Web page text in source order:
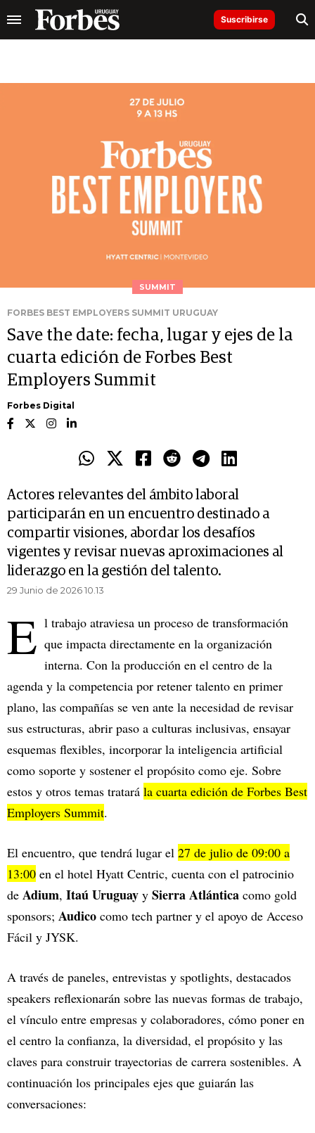
Suscribirse
SUMMIT
FORBES BEST EMPLOYERS SUMMIT URUGUAY
Save the date: fecha, lugar y ejes de la
cuarta edición de Forbes Best
Employers Summit
Forbes Digital
Actores relevantes del ámbito laboral
participarán en un encuentro destinado a
compartir visiones, abordar los desafíos
vigentes y revisar nuevas aproximaciones al
liderazgo en la gestión del talento.
29 Junio de 2026 10.13
E l trabajo atraviesa un proceso de transformación
que impacta directamente en la organización
interna. Con la producción en el centro de la
agenda y la competencia por retener talento en primer
plano, las compañías se ven ante la necesidad de revisar
sus estructuras, abrir paso a culturas inclusivas, ensayar
esquemas flexibles, incorporar la inteligencia artificial
como soporte y sostener el propósito como eje. Sobre
estos y otros temas tratará la cuarta edición de Forbes Best
Employers Summit.
El encuentro, que tendrá lugar el 27 de julio de 09:00 a
13:00 en el hotel Hyatt Centric, cuenta con el patrocinio
de Adium, Itaú Uruguay y Sierra Atlántica como gold
sponsors; Audico como tech partner y el apoyo de Acceso
Fácil y JYSK.
A través de paneles, entrevistas y spotlights, destacados
speakers reflexionarán sobre las nuevas formas de trabajo,
el vínculo entre empresas y colaboradores, cómo poner en
el centro la confianza, la diversidad, el propósito y las
claves para construir trayectorias de carrera sostenibles. A
continuación los principales ejes que guiarán las
conversaciones: